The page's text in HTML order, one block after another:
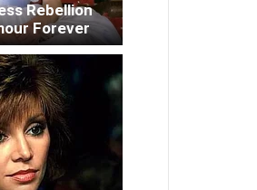
Rebellion
Forever